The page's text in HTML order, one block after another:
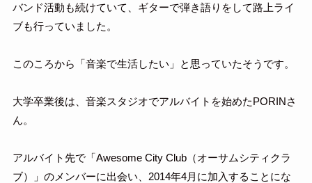
バンド活動も続けていて、ギターで弾き語りをして路上ライ
ブも行っていました。
このころから「音楽で生活したい」と思っていたそうです。
大学卒業後は、音楽スタジオでアルバイトを始めたPORINさ
ん。
アルバイト先で「Awesome City Club（オーサムシティクラ
ブ）」のメンバーに出会い、2014年4月に加入することにな